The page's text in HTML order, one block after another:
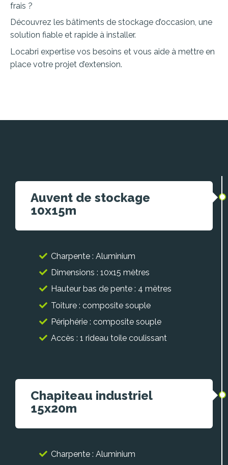
frais ?
Découvrez les bâtiments de stockage d’occasion, une
solution fiable et rapide à installer.
Locabri expertise vos besoins et vous aide à mettre en
place votre projet d’extension.
Auvent de stockage
10x15m
Charpente : Aluminium
Dimensions : 10x15 mètres
Hauteur bas de pente : 4 mètres
Toiture : composite souple
Périphérie : composite souple
Accès : 1 rideau toile coulissant
Chapiteau industriel
15x20m
Charpente : Aluminium